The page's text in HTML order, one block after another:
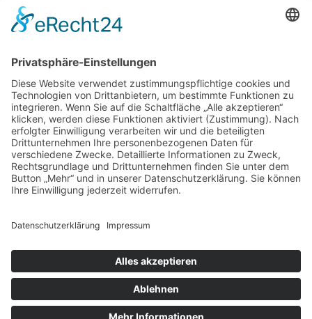
Home
Shop
ABC Geschirrhandtuch
ABC Plakat
Individuelles Namensschild
Individuelles (Haus-) Nummernschild
Memo Spiel
Porzellanbecher
Steinzeugbecher
Sticker
Türschilder
Der Prozess
Beispiele
Kontakt
Schließen
Alle angegebenen Preise sind Endpreise, keine Mwst. enthalten.